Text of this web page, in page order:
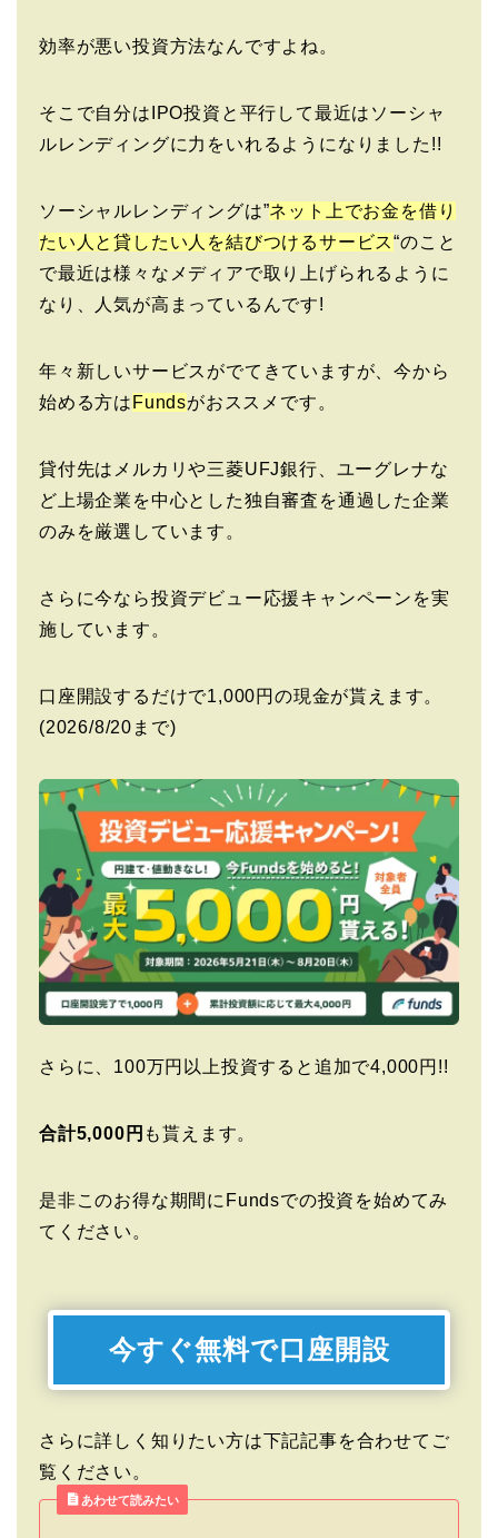
効率が悪い投資方法なんですよね。
そこで自分はIPO投資と平行して最近はソーシャ
ルレンディングに力をいれるようになりました!!
ソーシャルレンディングは”ネット上でお金を借り
たい人と貸したい人を結びつけるサービス“のこと
で最近は様々なメディアで取り上げられるように
なり、人気が高まっているんです!
年々新しいサービスがでてきていますが、今から
始める方は Fundsがおススメです。
貸付先はメルカリや三菱UFJ銀行、ユーグレナな
ど上場企業を中心とした独自審査を通過した企業
のみを厳選しています。
さらに今なら投資デビュー応援キャンペーンを実
施しています。
口座開設するだけで1,000円の現金が貰えます。
(2026/8/20まで)
さらに、100万円以上投資すると追加で4,000円!!
合計5,000円 も貰えます。
是非このお得な期間にFundsでの投資を始めてみ
てください。
今すぐ無料で口座開設
さらに詳しく知りたい方は下記記事を合わせてご
覧ください。
あわせて読みたい